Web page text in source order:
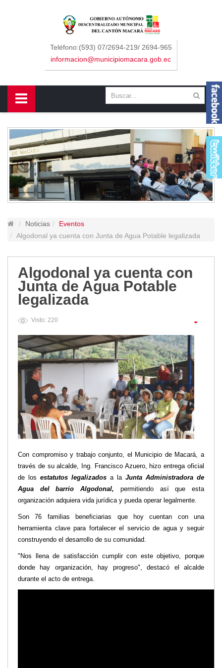
Teléfono:(593) 07/2694-219/ 2694-965
informacion@municipiomacara.gob.ec
Noticias
Eventos
Algodonal ya cuenta con Junta de Agua Potable legalizada
Algodonal ya cuenta con
Junta de Agua Potable
legalizada
Visto: 220
Con compromiso y trabajo conjunto, el Municipio de Macará, a
través de su alcalde, Ing. Francisco Azuero, hizo entrega oficial
de los estatutos legalizados a la Junta Administradora de
Agua del barrio Algodonal, permitiendo así que esta
organización adquiera vida jurídica y pueda operar legalmente.
Son 76 familias beneficiarias que hoy cuentan con una
herramienta clave para fortalecer el servicio de agua y seguir
construyendo el desarrollo de su comunidad.
"Nos llena de satisfacción cumplir con este objetivo, porque
donde hay organización, hay progreso", destacó el alcalde
durante el acto de entrega.
Sidebar Menu
Concejo
Departamentos
Contáctenos
Macará
Cantón
Himno a Macará
Símbolos Patrios
Gastronomía
Lugares Turísticos
Balnearios
Petroglifos
Numbiaranga
Plan de Desarrollo Turístico
Noticias
Obras
Asambleas
Convenios
Eventos
Comunicados e Invitaciones
Socializaciones
Reuniones
Deportes
Social
Transparencia
LOTAIP
GAD Macará
2026
2025
2020
2024
2023
2022
2021
2016